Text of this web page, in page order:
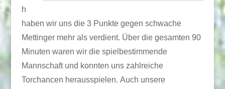
h
haben wir uns die 3 Punkte gegen schwache
Mettinger mehr als verdient. Über die gesamten 90
Minuten waren wir die spielbestimmende
Mannschaft und konnten uns zahlreiche
Torchancen herausspielen. Auch unsere